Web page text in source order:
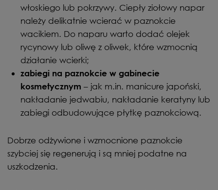
włoskiego lub pokrzywy. Ciepły ziołowy napar
należy delikatnie wcierać w paznokcie
wacikiem. Do naparu warto dodać olejek
rycynowy lub oliwę z oliwek, które wzmocnią
działanie wcierki;
zabiegi na paznokcie w gabinecie
kosmetycznym – jak m.in. manicure japoński,
nakładanie jedwabiu, nakładanie keratyny lub
zabiegi odbudowujące płytkę paznokciową.
Dobrze odżywione i wzmocnione paznokcie
szybciej się regenerują i są mniej podatne na
uszkodzenia.